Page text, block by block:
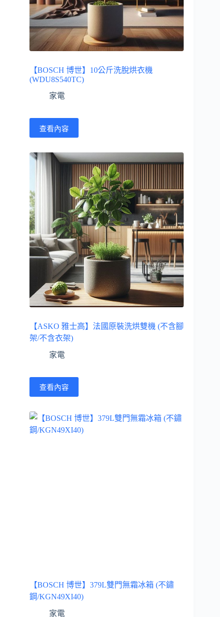
【BOSCH 博世】10公斤洗脫烘衣機
(WDU8S540TC)
家電
查看內容
【ASKO 雅士高】法國原裝洗烘雙機 (不含腳
架/不含衣架)
家電
查看內容
【BOSCH 博世】379L雙門無霜冰箱 (不鏽
鋼/KGN49XI40)
家電